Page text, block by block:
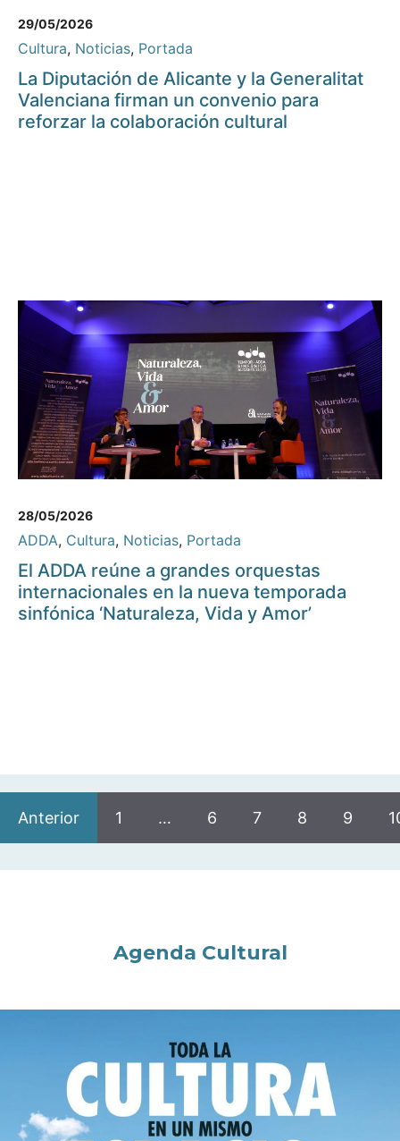
29/05/2026
Cultura, Noticias, Portada
La Diputación de Alicante y la Generalitat
Valenciana firman un convenio para
reforzar la colaboración cultural
28/05/2026
ADDA, Cultura, Noticias, Portada
El ADDA reúne a grandes orquestas
internacionales en la nueva temporada
sinfónica ‘Naturaleza, Vida y Amor’
Anterior 1 … 6 7 8 9
Agenda Cultural